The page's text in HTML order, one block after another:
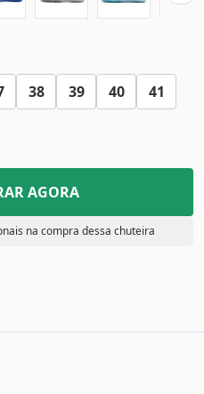
38 39 40
41
AGORA
na compra dessa chuteira